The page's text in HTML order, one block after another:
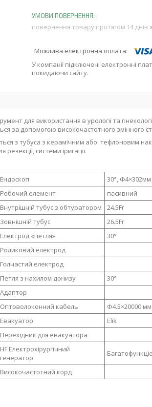
повернення товару протягом 14 днів
У компанії підключені електронні
покидаючи сайту.
для використання в урології та
за допомогою високочастотного змінного
з тубуса з керамічним або тефлоновим
системи іригації.
Ендоскоп 30°, Ф4×302мм
Робочий елемент пасивний
Внутрішній тубус з обтуратором 24.5Fr
Зовнішній тубус 26.5Fr
Електрод «петля» 30°
Роликовий електрод
Голчастий електрод
Петля з нахилом донизу 30°
Адаптор
Оптоволоконний кабель Ф4.5×20000 мм
Евакуатор Elik
Перехідник для евакуатора
HF Електрохірургічний
генератор
Високочастотний корд